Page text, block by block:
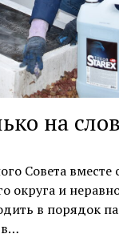
на
Совета вместе
округа и
в порядок